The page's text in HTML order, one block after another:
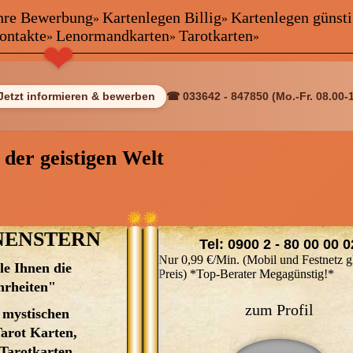
Bewerbung» Kartenlegen Billig» Kartenlegen
» Lenormandkarten»Tarotkarten»
informieren & bewerben ☎ 033642 - 847850 (Mo.-Fr. 08.00-
geistigen Welt
Ihnen die
Karten,
ANNA arbeitet für sie mit den
mystischen Lenormandkarten, dem
Pendel, den Schutzengel Tarot
einem besonderen und seltenen
Tel: 0900 2 - 80 00 00
Nur 0,99 €/Min. (Mobil und Festnetz
Preis) *Top-Berater Megagünstig!*
zum Profil
Freie